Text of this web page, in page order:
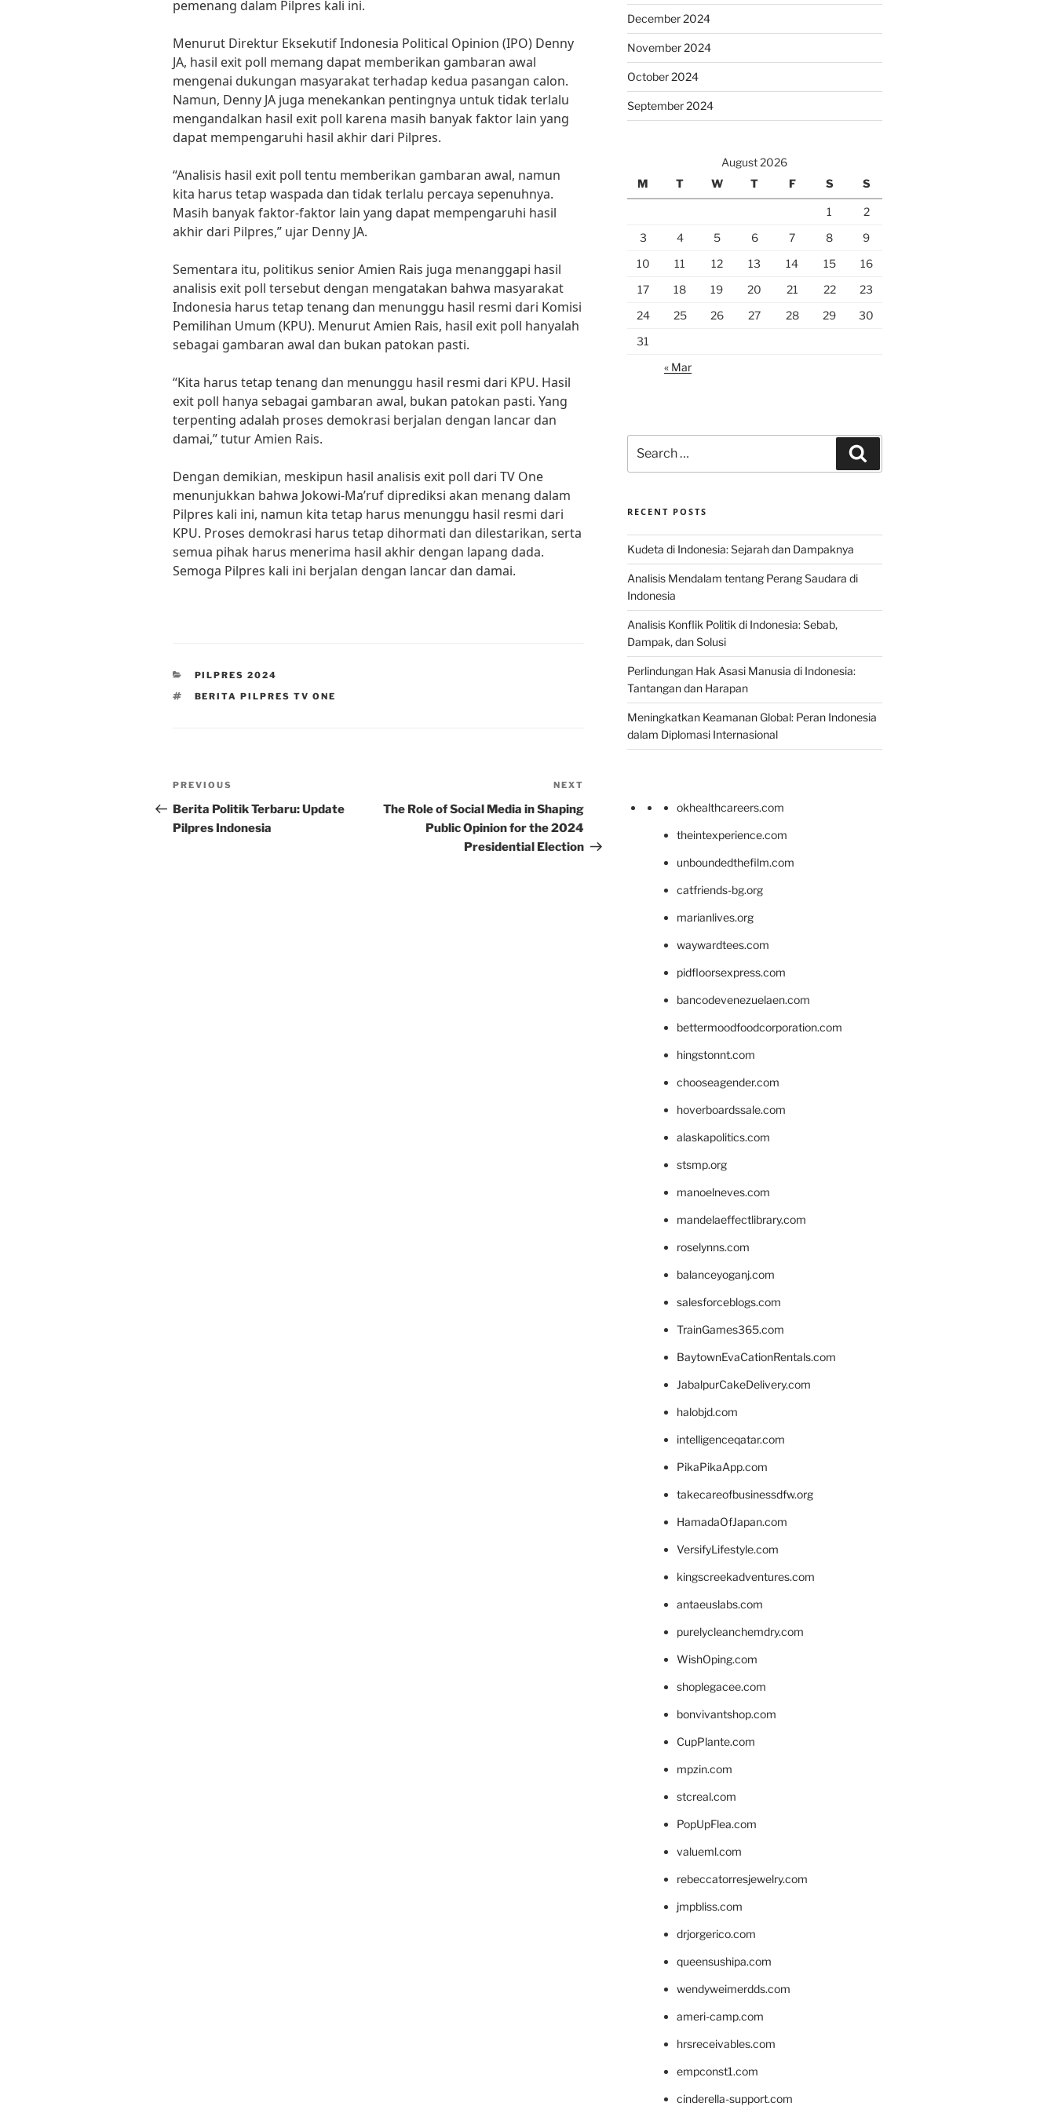
pemenang dalam Pilpres kali ini.
Menurut Direktur Eksekutif Indonesia Political Opinion (IPO) Denny
JA, hasil exit poll memang dapat memberikan gambaran awal
mengenai dukungan masyarakat terhadap kedua pasangan calon.
Namun, Denny JA juga menekankan pentingnya untuk tidak terlalu
mengandalkan hasil exit poll karena masih banyak faktor lain yang
dapat mempengaruhi hasil akhir dari Pilpres.
“Analisis hasil exit poll tentu memberikan gambaran awal, namun
kita harus tetap waspada dan tidak terlalu percaya sepenuhnya.
Masih banyak faktor-faktor lain yang dapat mempengaruhi hasil
akhir dari Pilpres,” ujar Denny JA.
Sementara itu, politikus senior Amien Rais juga menanggapi hasil
analisis exit poll tersebut dengan mengatakan bahwa masyarakat
Indonesia harus tetap tenang dan menunggu hasil resmi dari Komisi
Pemilihan Umum (KPU). Menurut Amien Rais, hasil exit poll hanyalah
sebagai gambaran awal dan bukan patokan pasti.
“Kita harus tetap tenang dan menunggu hasil resmi dari KPU. Hasil
exit poll hanya sebagai gambaran awal, bukan patokan pasti. Yang
terpenting adalah proses demokrasi berjalan dengan lancar dan
damai,” tutur Amien Rais.
Dengan demikian, meskipun hasil analisis exit poll dari TV One
menunjukkan bahwa Jokowi-Ma’ruf diprediksi akan menang dalam
Pilpres kali ini, namun kita tetap harus menunggu hasil resmi dari
KPU. Proses demokrasi harus tetap dihormati dan dilestarikan, serta
semua pihak harus menerima hasil akhir dengan lapang dada.
Semoga Pilpres kali ini berjalan dengan lancar dan damai.
CATEGORIES
PILPRES 2024
TAGS
BERITA PILPRES TV ONE
Post
navigation
Previous
Post
PREVIOUS
Berita Politik Terbaru: Update
Pilpres Indonesia
Post
NEXT
The Role of Social Media in Shaping
Public Opinion for the 2024
Presidential Election
December 2024
November 2024
October 2024
September 2024
August 2026
M
T W T F S S
1
2
3
4 5 6 7 8
9
10
11 12 13 14 15
16
17
18 19 20 21 22
23
24
25 26 27 28 29
30
31
« Mar
for:
RECENT POSTS
Kudeta di Indonesia: Sejarah dan Dampaknya
Analisis Mendalam tentang Perang Saudara di
Indonesia
Analisis Konflik Politik di Indonesia: Sebab,
Dampak, dan Solusi
Perlindungan Hak Asasi Manusia di Indonesia:
Tantangan dan Harapan
Meningkatkan Keamanan Global: Peran Indonesia
dalam Diplomasi Internasional
okhealthcareers.com
theintexperience.com
unboundedthefilm.com
catfriends-bg.org
marianlives.org
waywardtees.com
pidfloorsexpress.com
bancodevenezuelaen.com
bettermoodfoodcorporation.com
hingstonnt.com
chooseagender.com
hoverboardssale.com
alaskapolitics.com
stsmp.org
manoelneves.com
mandelaeffectlibrary.com
roselynns.com
balanceyoganj.com
salesforceblogs.com
TrainGames365.com
BaytownEvaCationRentals.com
JabalpurCakeDelivery.com
halobjd.com
intelligenceqatar.com
PikaPikaApp.com
takecareofbusinessdfw.org
HamadaOfJapan.com
VersifyLifestyle.com
kingscreekadventures.com
antaeuslabs.com
purelycleanchemdry.com
WishOping.com
shoplegacee.com
bonvivantshop.com
CupPlante.com
mpzin.com
stcreal.com
PopUpFlea.com
valueml.com
rebeccatorresjewelry.com
jmpbliss.com
drjorgerico.com
queensushipa.com
wendyweimerdds.com
ameri-camp.com
hrsreceivables.com
empconst1.com
cinderella-support.com